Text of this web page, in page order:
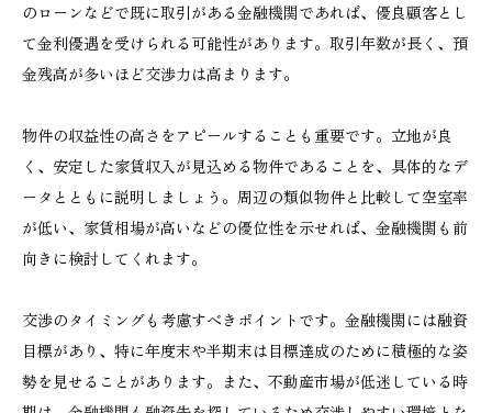
のローンなどで既に取引がある金融機関であれば、優良顧客とし
て金利優遇を受けられる可能性があります。取引年数が長く、預
金残高が多いほど交渉力は高まります。
物件の収益性の高さをアピールすることも重要です。立地が良
く、安定した家賃収入が見込める物件であることを、具体的なデ
ータとともに説明しましょう。周辺の類似物件と比較して空室率
が低い、家賃相場が高いなどの優位性を示せれば、金融機関も前
向きに検討してくれます。
交渉のタイミングも考慮すべきポイントです。金融機関には融資
目標があり、特に年度末や半期末は目標達成のために積極的な姿
勢を見せることがあります。また、不動産市場が低迷している時